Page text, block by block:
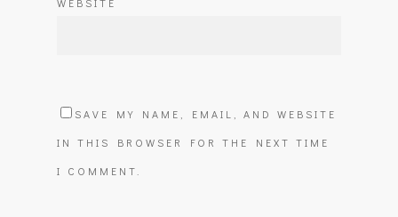
SAVE MY NAME, EMAIL, AND WEBSITE
IN THIS BROWSER FOR THE NEXT TIME
I COMMENT.